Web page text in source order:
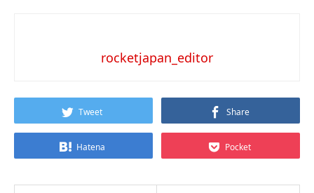
rocketjapan_editor
Tweet Share
Hatena Pocket